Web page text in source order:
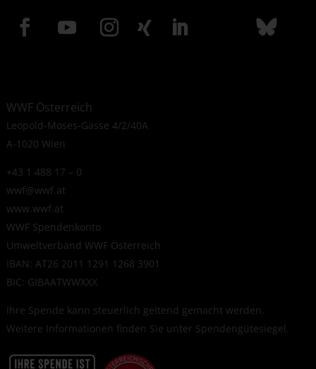
WWF Österreich
Leopold-Moses-Gasse 4/2/40A
A-1020 Wien
+43 1 488 17 – 0
wwf@wwf.at
www.wwf.at
WWF Spendenkonto
Umweltverband WWF Österreich
IBAN: AT26 2011 1291 1268 3901
BIC: GIBAATWWXXX
Ihre Spende kann steuerlich geltend gemacht werden.
Weitere Informationen finden Sie unter Spendengütesiegel.